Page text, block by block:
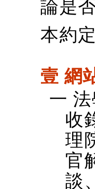
論是
本約
壹 網
一
收
理
官
談